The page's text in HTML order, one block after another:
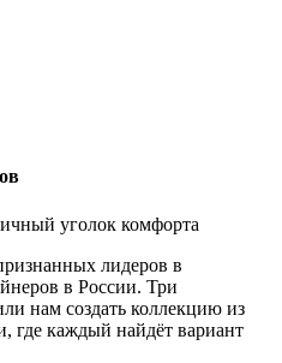
уголок комфорта
лидеров в
в России. Три
нам создать коллекцию из
где каждый найдёт вариант